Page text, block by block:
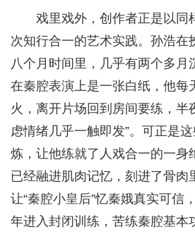
戏里戏外，创作者正是以同
次知行合一的艺术实践。孙浩在
八个月时间里，几乎有两个多月
在秦腔表演上是一张白纸，他每
火，离开片场回到房间要练，半
虑情绪几乎一触即发”。可正是
炼，让他练就了人戏合一的一身
已经融进肌肉记忆，刻进了骨肉
让“秦腔小皇后”忆秦娥真实可信
年进入封闭训练，苦练秦腔基本